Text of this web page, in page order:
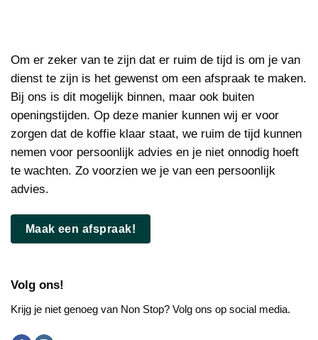
Om er zeker van te zijn dat er ruim de tijd is om je van
dienst te zijn is het gewenst om een afspraak te maken.
Bij ons is dit mogelijk binnen, maar ook buiten
openingstijden. Op deze manier kunnen wij er voor
zorgen dat de koffie klaar staat, we ruim de tijd kunnen
nemen voor persoonlijk advies en je niet onnodig hoeft
te wachten. Zo voorzien we je van een persoonlijk
advies.
Maak een afspraak!
Volg ons!
Krijg je niet genoeg van Non Stop? Volg ons op social media.